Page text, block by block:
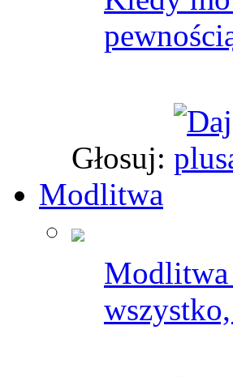
Głosuj:
Modlitwa
Modlitwa